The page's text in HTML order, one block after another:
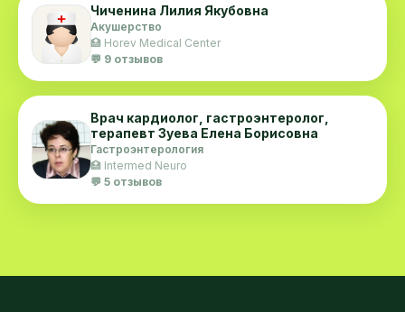
дермокосметологические линии для
лечебного ухода при проблемной коже, от
2008г. - Растительные и химические
пилинги. Израильская компания
2008г. - Диплом ERICSON LABORATORE для
работы французкими препаратами
Чиченина Лилия Якубовна
Акушерство
🏥 Horev Medical Center
💬 9 отзывов
Врач кардиолог, гастроэнтеролог,
терапевт Зуева Елена Борисовна
Гастроэнтерология
🏥 Intermed Neuro
💬 5 отзывов